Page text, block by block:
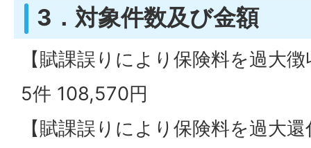
3．対象件数及び金額
【賦課誤りにより保険料を過大
5件 108,570円
【賦課誤りにより保険料を過大